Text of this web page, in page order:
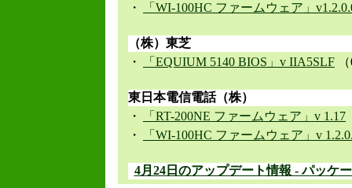
・
「WI-100HC ファームウェア」
（株）東芝
・
「EQUIUM 5140 BIOS」v IIA5SLF
東日本電信電話（株）
・
「RT-200NE ファームウェア」v 1.17
・
「WI-100HC ファームウェア」v
4月24日のアップデート情報 - パッケ